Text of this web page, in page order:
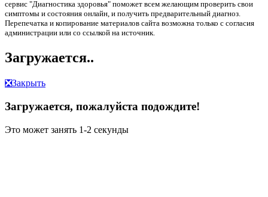
сервис "Диагностика здоровья" поможет всем желающим проверить свои
симптомы и состояния онлайн, и получить предварительный диагноз.
Перепечатка и копирование материалов сайта возможна только с согласия
администрации или со ссылкой на источник.
Загружается..
❎Закрыть
Загружается, пожалуйста подождите!
Это может занять 1-2 секунды